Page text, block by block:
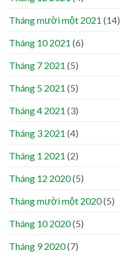
Tháng mười một 2021 (14)
Tháng 10 2021 (6)
Tháng 7 2021 (5)
Tháng 5 2021 (5)
Tháng 4 2021 (3)
Tháng 3 2021 (4)
Tháng 1 2021 (2)
Tháng 12 2020(5)
Tháng mười một 2020(5)
Tháng 10 2020(5)
Tháng 9 2020(7)